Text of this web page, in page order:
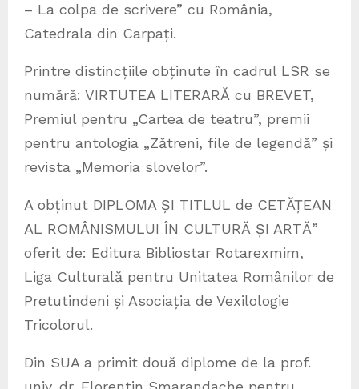
– La colpa de scrivere” cu România,
Catedrala din Carpați.
Printre distincțiile obținute în cadrul LSR se
numără: VIRTUTEA LITERARĂ cu BREVET,
Premiul pentru „Cartea de teatru”, premii
pentru antologia „Zătreni, file de legendă” și
revista „Memoria slovelor”.
A obținut DIPLOMA ȘI TITLUL de CETĂȚEAN
AL ROMÂNISMULUI ÎN CULTURĂ ȘI ARTĂ”
oferit de: Editura Bibliostar Rotarexmim,
Liga Culturală pentru Unitatea Românilor de
Pretutindeni și Asociația de Vexilologie
Tricolorul.
Din SUA a primit două diplome de la prof.